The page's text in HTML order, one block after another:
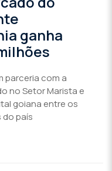
ganha
parceria com a
no Setor Marista e
goiana entre os
país